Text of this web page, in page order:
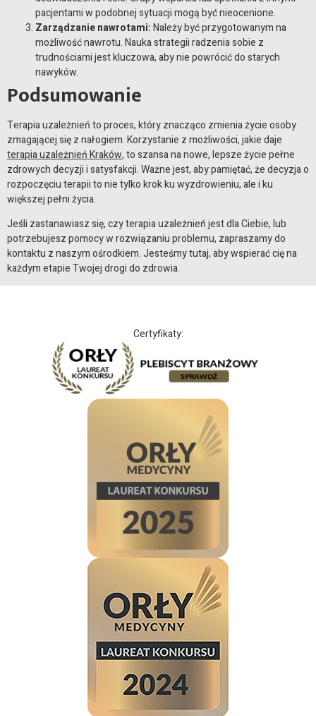
pacjentami w podobnej sytuacji mogą być nieocenione.
Zarządzanie nawrotami:Należy być przygotowanym na
możliwość nawrotu. Nauka strategii radzenia sobie z
trudnościami jest kluczowa, aby nie powrócić do starych
nawyków.
Podsumowanie
Terapia uzależnień to proces, który znacząco zmienia życie osoby
zmagającej się z nałogiem. Korzystanie z możliwości, jakie daje
terapia uzależnień Kraków, to szansa na nowe, lepsze życie pełne
zdrowych decyzji i satysfakcji. Ważne jest, aby pamiętać, że decyzja o
rozpoczęciu terapii to nie tylko krok ku wyzdrowieniu, ale i ku
większej pełni życia.
Jeśli zastanawiasz się, czy terapia uzależnień jest dla Ciebie, lub
potrzebujesz pomocy w rozwiązaniu problemu, zapraszamy do
kontaktu z naszym ośrodkiem. Jesteśmy tutaj, aby wspierać cię na
każdym etapie Twojej drogi do zdrowia.
Certyfikaty: